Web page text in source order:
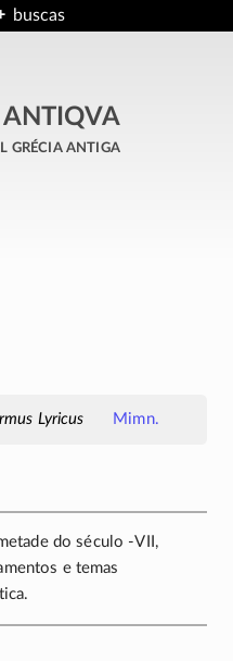
buscas
ANTIQVA
grécia antiga
Lyricus Mimn.
do século -VII,
e temas